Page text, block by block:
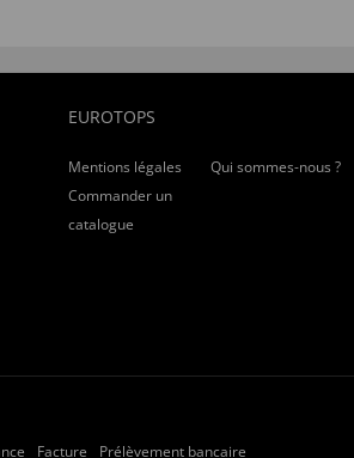
EUROTOPS
Mentions légales Qui sommes-nous ?
Commander un
catalogue
Facture Prélèvement bancaire